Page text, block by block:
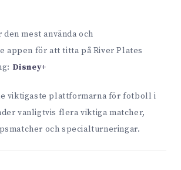
mest använda och
appen för att titta på River Plates
Disney+
viktigaste plattformarna för fotboll i
vanligtvis flera viktiga matcher,
och specialturneringar.